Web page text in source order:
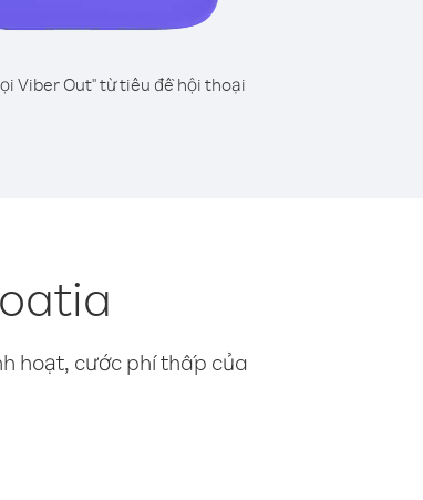
Viber Out" từ tiêu đề hội thoại
hoạt, cước phí thấp của